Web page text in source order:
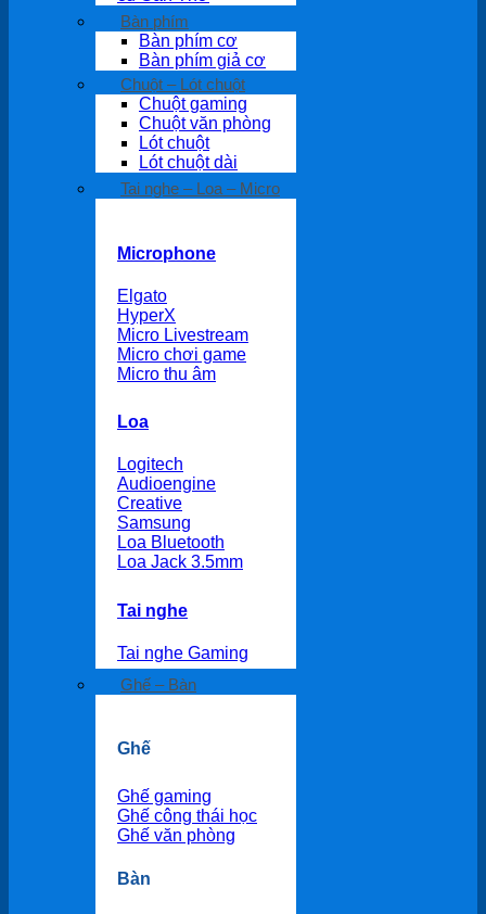
Bàn phím
Bàn phím cơ
Bàn phím giả cơ
Chuột – Lót chuột
Chuột gaming
Chuột văn phòng
Lót chuột
Lót chuột dài
Tai nghe – Loa – Micro
Microphone
Elgato
HyperX
Micro Livestream
Micro chơi game
Micro thu âm
Loa
Logitech
Audioengine
Creative
Samsung
Loa Bluetooth
Loa Jack 3.5mm
Tai nghe
Tai nghe Gaming
Ghế – Bàn
Ghế
Ghế gaming
Ghế công thái học
Ghế văn phòng
Bàn